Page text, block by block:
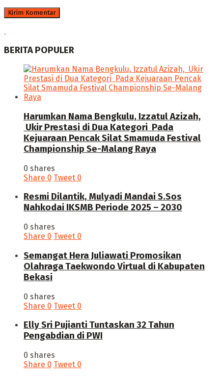
BERITA POPULER
Harumkan Nama Bengkulu, Izzatul Azizah,
Ukir Prestasi di Dua Kategori Pada
Kejuaraan Pencak Silat Smamuda Festival
Championship Se-Malang Raya
0 shares
Share 0 Tweet 0
Resmi Dilantik, Mulyadi Mandai S.Sos
Nahkodai IKSMB Periode 2025 – 2030
0 shares
Share 0 Tweet 0
Semangat Hera Juliawati Promosikan
Olahraga Taekwondo Virtual di Kabupaten
Bekasi
0 shares
Share 0 Tweet 0
Elly Sri Pujianti Tuntaskan 32 Tahun
Pengabdian di PWI
0 shares
Share 0 Tweet 0